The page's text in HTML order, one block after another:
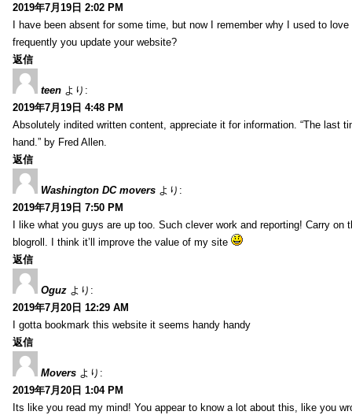
2019年7月19日 2:02 PM
I have been absent for some time, but now I remember why I used to
frequently you update your website?
返信
teen より:
2019年7月19日 4:48 PM
Absolutely indited written content, appreciate it for information. “The last
hand.” by Fred Allen.
返信
Washington DC movers より:
2019年7月19日 7:50 PM
I like what you guys are up too. Such clever work and reporting! Carry
blogroll. I think it’ll improve the value of my site
返信
Oguz より:
2019年7月20日 12:29 AM
I gotta bookmark this website it seems handy handy
返信
Movers より:
2019年7月20日 1:04 PM
Its like you read my mind! You appear to know a lot about this, like you